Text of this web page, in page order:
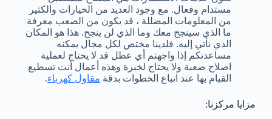
مستدام وفعال. مع وجود العديد من الخيارات والكثير
من المعلومات المضللة ، قد يكون من الصعب معرفة
ما الذي سينجح معك وما الذي لن ينجح. هذا هو المكان
الذي نأتي إليه. فلدينا مختص لكل مجال يمكنه
مساعدتكم إذا واجهتم أي عطل قد لا يحتاج لعملية
اصلاح صعبة ولا يحتاج لخبرة وهذه أعمال أنت تسطيع
القيام بها عند اتباع الخطوات بدقة مقاول كهرباء.
مزايا مركزنا: